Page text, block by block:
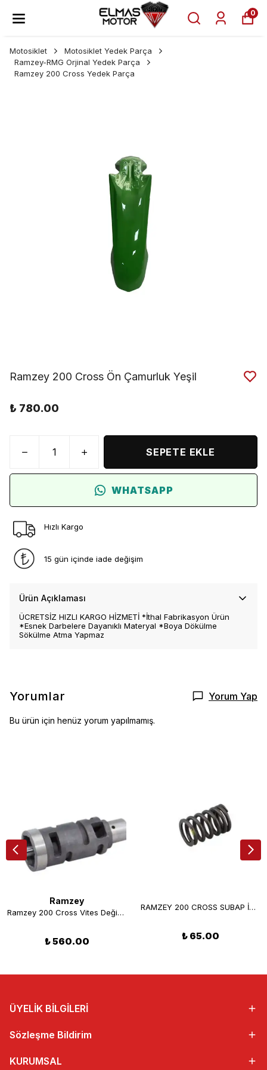
0
Motosiklet
Motosiklet Yedek Parça
Ramzey-RMG Orjinal Yedek Parça
Ramzey 200 Cross Yedek Parça
Ramzey 200 Cross Ön Çamurluk Yeşil
₺ 780.00
SEPETE EKLE
WHATSAPP
Hızlı Kargo
15 gün içinde iade değişim
Ürün Açıklaması
ÜCRETSİZ HIZLI KARGO HİZMETİ *İthal Fabrikasyon Ürün
*Esnek Darbelere Dayanıklı Materyal *Boya Dökülme
Sökülme Atma Yapmaz
Yorumlar Yorum Yap
Bu ürün için henüz yorum yapılmamış.
Ramzey
Ramzey 200 Cross Vites Değiştirme Tamburu Orjinal
₺ 560.00
RAMZEY 200 CROSS SUBAP İÇ YAYI
₺ 65.00
ÜYELİK BİLGİLERİ
Sözleşme Bildirim
KURUMSAL